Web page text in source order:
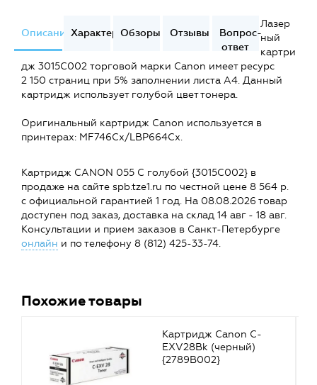
ОписаниеХарактеристики
Обзоры Отзывы
Вопрос-
ответ
Лазер
ный
картри
дж 3015C002 торговой марки Canon имеет ресурс
2 150 страниц при 5% заполнении листа А4. Данный
картридж использует голубой цвет тонера.
Оригинальный картридж Canon используется в
принтерах: MF746Cx/LBP664Cx.
Картридж CANON 055 C голубой {3015C002} в
продаже на сайте spb.tze1.ru по честной цене 8 564 р.
с официальной гарантией 1 год. На 08.08.2026 товар
доступен под заказ, доставка на склад 14 авг - 18 авг.
Консультации и прием заказов в Санкт-Петербурге
онлайн и по телефону 8 (812) 425-33-74.
Похожие товары
Картридж Canon C-
EXV28Bk (черный)
{2789B002}